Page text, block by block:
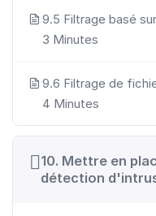
9.5 Filtrage basé
3 Minutes
9.6 Filtrage de
4 Minutes
10. Mettre en
détection